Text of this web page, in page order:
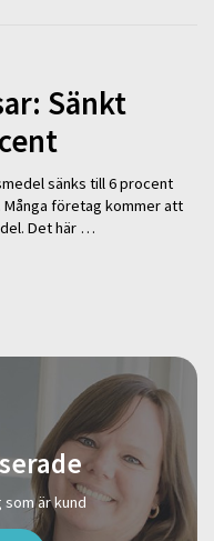
Sänkt
sänks till 6 procent
Många företag kommer att
Det här …
är kund